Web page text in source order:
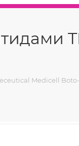
Medicell